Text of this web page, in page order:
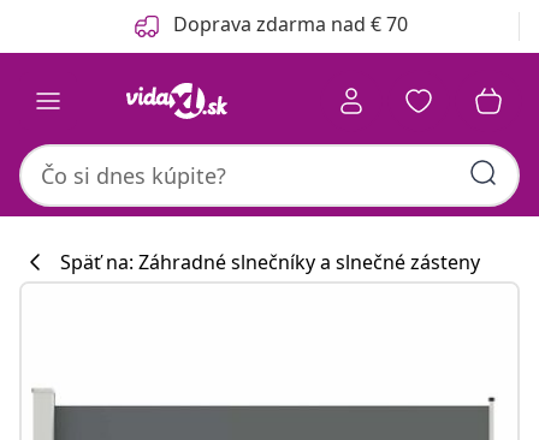
Predchádzajúce Doprava zdarma nad € 70
Späť na: Záhradné slnečníky a slnečné zásteny